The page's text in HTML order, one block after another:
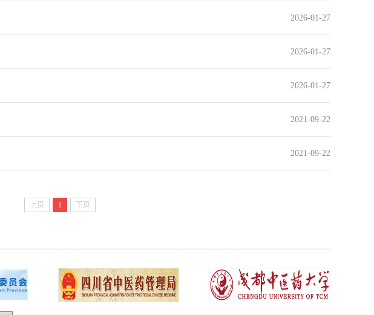
2026-01-27
2026-01-27
2026-01-27
2021-09-22
2021-09-22
上页 1 下页